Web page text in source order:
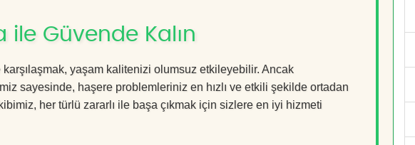
Güvende Kalın
yaşam kalitenizi olumsuz etkileyebilir. Ancak
sayesinde, haşere problemleriniz en hızlı ve etkili şekilde ortadan
her türlü zararlı ile başa çıkmak için sizlere en iyi hizmeti